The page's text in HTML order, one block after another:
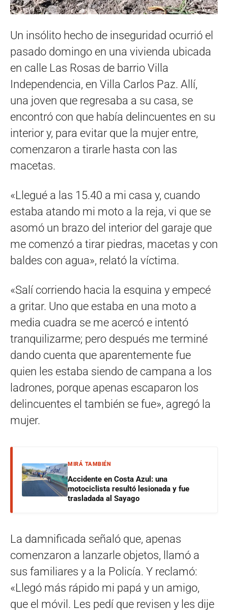
Un insólito hecho de inseguridad ocurrió el
pasado domingo en una vivienda ubicada
en calle Las Rosas de barrio Villa
Independencia, en Villa Carlos Paz. Allí,
una joven que regresaba a su casa, se
encontró con que había delincuentes en su
interior y, para evitar que la mujer entre,
comenzaron a tirarle hasta con las
macetas.
«Llegué a las 15.40 a mi casa y, cuando
estaba atando mi moto a la reja, vi que se
asomó un brazo del interior del garaje que
me comenzó a tirar piedras, macetas y con
baldes con agua», relató la víctima.
«Salí corriendo hacia la esquina y empecé
a gritar. Uno que estaba en una moto a
media cuadra se me acercó e intentó
tranquilizarme; pero después me terminé
dando cuenta que aparentemente fue
quien les estaba siendo de campana a los
ladrones, porque apenas escaparon los
delincuentes el también se fue», agregó la
mujer.
MIRÁ TAMBIÉN
Accidente en Costa Azul: una
motociclista resultó lesionada y fue
trasladada al Sayago
La damnificada señaló que, apenas
comenzaron a lanzarle objetos, llamó a
sus familiares y a la Policía. Y reclamó:
«Llegó más rápido mi papá y un amigo,
que el móvil. Les pedí que revisen y les dije